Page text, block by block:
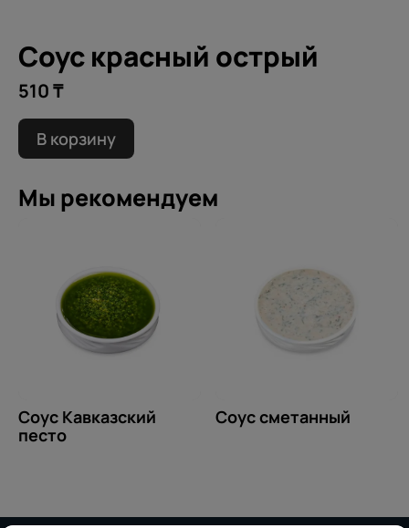
Соус красный острый
510 ₸
В корзину
Мы рекомендуем
Соус Кавказский
песто
Соус сметанный